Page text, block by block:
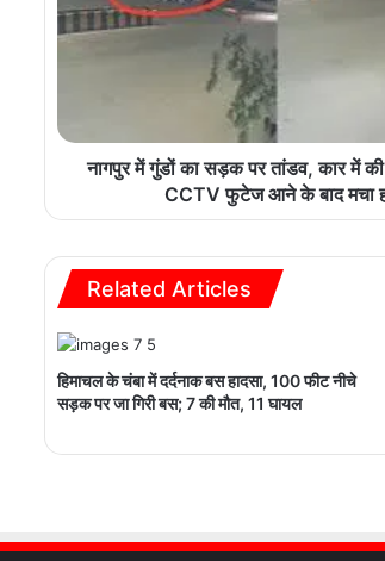
नागपुर में गुंडों का सड़क पर तांडव, कार में
CCTV फुटेज आने के बाद मचा
Related Articles
हिमाचल के चंबा में दर्दनाक बस हादसा, 100 फीट नीचे
सड़क पर जा गिरी बस; 7 की मौत, 11 घायल